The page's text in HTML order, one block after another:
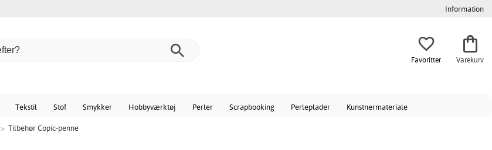
Information
Favoritter Varekurv
Tekstil Stof Smykker Hobbyværktøj Perler Scrapbooking Perleplader Kunstnermateriale
> Tilbehør Copic-penne